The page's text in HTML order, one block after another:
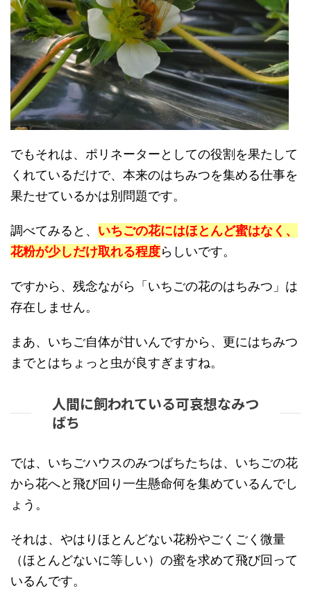
でもそれは、ポリネーターとしての役割を果たして
くれているだけで、本来のはちみつを集める仕事を
果たせているかは別問題です。
調べてみると、 いちごの花にはほとんど蜜はなく、
花粉が少しだけ取れる程度らしいです。
ですから、残念ながら「いちごの花のはちみつ」は
存在しません。
まあ、いちご自体が甘いんですから、更にはちみつ
までとはちょっと虫が良すぎますね。
人間に飼われている可哀想なみつ
ばち
では、いちごハウスのみつばちたちは、いちごの花
から花へと飛び回り一生懸命何を集めているんでし
ょう。
それは、やはりほとんどない花粉やごくごく微量
（ほとんどないに等しい）の蜜を求めて飛び回って
いるんです。